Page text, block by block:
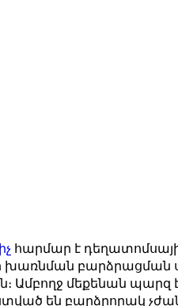
հարմար է
խառնման բարձրացման
Ամբողջ մեքենան
են բարձրորակ